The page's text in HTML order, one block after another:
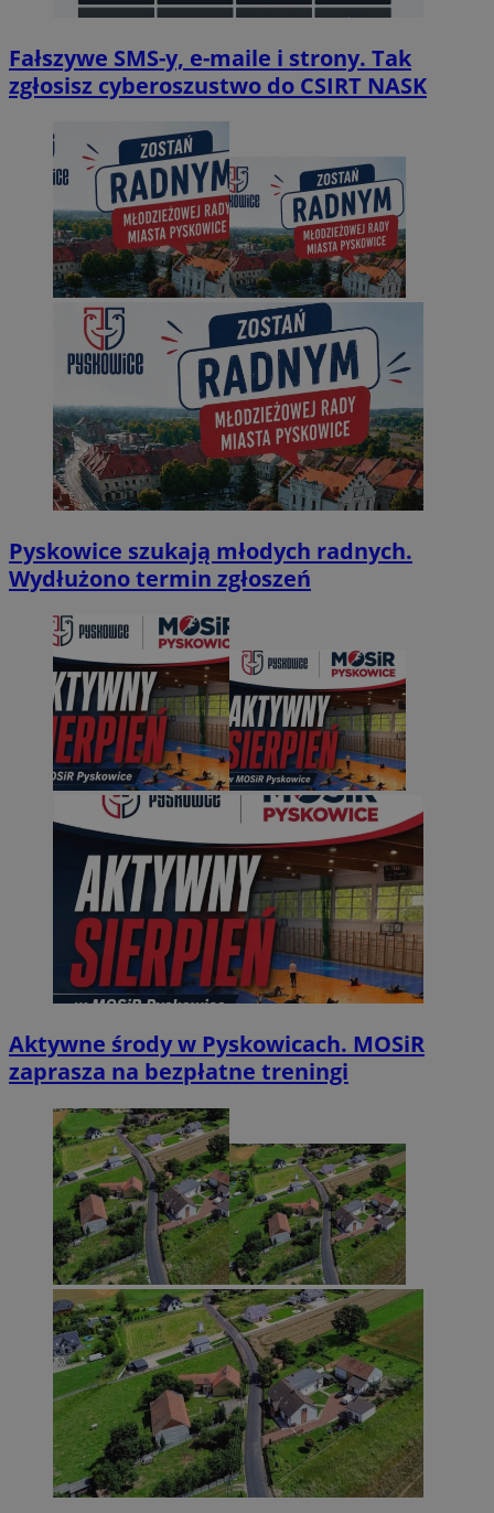
Fałszywe SMS-y, e-maile i strony. Tak
zgłosisz cyberoszustwo do CSIRT NASK
Pyskowice szukają młodych radnych.
Wydłużono termin zgłoszeń
Aktywne środy w Pyskowicach. MOSiR
zaprasza na bezpłatne treningi